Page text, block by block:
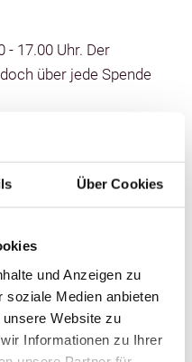
Über Cookies
und Anzeigen zu
soziale Medien anbieten
Website zu
Informationen zu Ihrer
- 17.00 Uhr. Der
über jede Spende
eines
03861 71 14). Für
Vereine
Störtal e.V. -
Mail: